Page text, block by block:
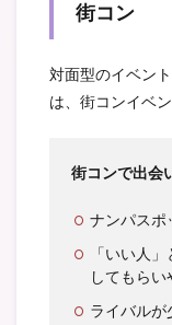
街コン
対面型のイベン
は、街コンイベ
街コンで出会
ナンパスポ
「いい人
してもらい
ライバルが